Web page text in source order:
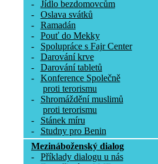
-
Jídlo bezdomovcům
-
Oslava svátků
-
Ramadán
-
Pouť do Mekky
-
Spolupráce s Fajr Center
-
Darování krve
-
Darování tabletů
-
Konference Společně
proti terorismu
-
Shromáždění muslimů
proti terorismu
-
Stánek míru
-
Studny pro Benin
Mezináboženský dialog
-
Příklady dialogu u nás